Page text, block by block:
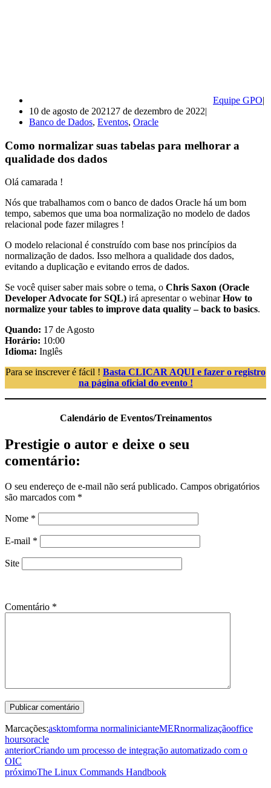
Equipe GPO
10 de agosto de 2021 27 de dezembro de 2022
Banco de Dados, Eventos, Oracle
Como normalizar suas tabelas para melhorar a
qualidade dos dados
Olá camarada !
Nós que trabalhamos com o banco de dados Oracle há um bom
tempo, sabemos que uma boa normalização no modelo de dados
relacional pode fazer milagres !
O modelo relacional é construído com base nos princípios da
normalização de dados. Isso melhora a qualidade dos dados,
evitando a duplicação e evitando erros de dados.
Se você quiser saber mais sobre o tema, o Chris Saxon (Oracle
Developer Advocate for SQL) irá apresentar o webinarHow to
normalize your tables to improve data quality – back to basics.
Quando: 17 de Agosto
Horário: 10:00
Idioma: Inglês
Para se inscrever é fácil ! Basta CLICAR AQUI e fazer o registro
na página oficial do evento !
Calendário de Eventos/Treinamentos
Prestigie o autor e deixe o seu
comentário:
O seu endereço de e-mail não será publicado. Campos obrigatórios
são marcados com *
Nome *
E-mail *
Site
Comentário *
Marcações:asktomforma normalinicianteMERnormalizaçãooffice
hoursoracle
anteriorCriando um processo de integração automatizado com o
OIC
próximoThe Linux Commands Handbook